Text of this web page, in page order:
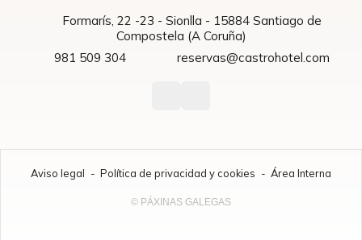
Formarís, 22 -23 - Sionlla - 15884 Santiago de
Compostela (A Coruña)
981 509 304
reservas@castrohotel.com
Aviso legal - Política de privacidad y cookies - Área Interna
© PÁXINAS GALEGAS